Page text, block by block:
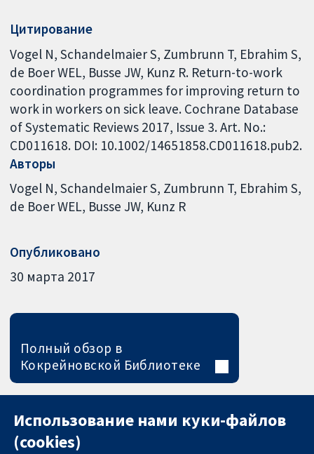
Цитирование
Vogel N, Schandelmaier S, Zumbrunn T, Ebrahim S,
de Boer WEL, Busse JW, Kunz R. Return-to-work
coordination programmes for improving return to
work in workers on sick leave. Cochrane Database
of Systematic Reviews 2017, Issue 3. Art. No.:
CD011618. DOI: 10.1002/14651858.CD011618.pub2.
Авторы
Vogel N Schandelmaier S Zumbrunn T Ebrahim S
de Boer WEL Busse JW Kunz R
Опубликовано
30 марта 2017
Полный обзор в
Кокрейновской Библиотеке
Использование нами куки-файлов
(cookies)